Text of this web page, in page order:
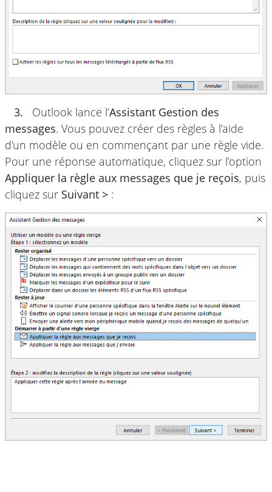
3. Outlook lance l’Assistant Gestion des
messages. Vous pouvez créer des règles à l’aide
d’un modèle ou en commençant par une règle vide.
Pour une réponse automatique, cliquez sur l’option
Appliquer la règle aux messages que je reçois, puis
cliquez sur Suivant > :